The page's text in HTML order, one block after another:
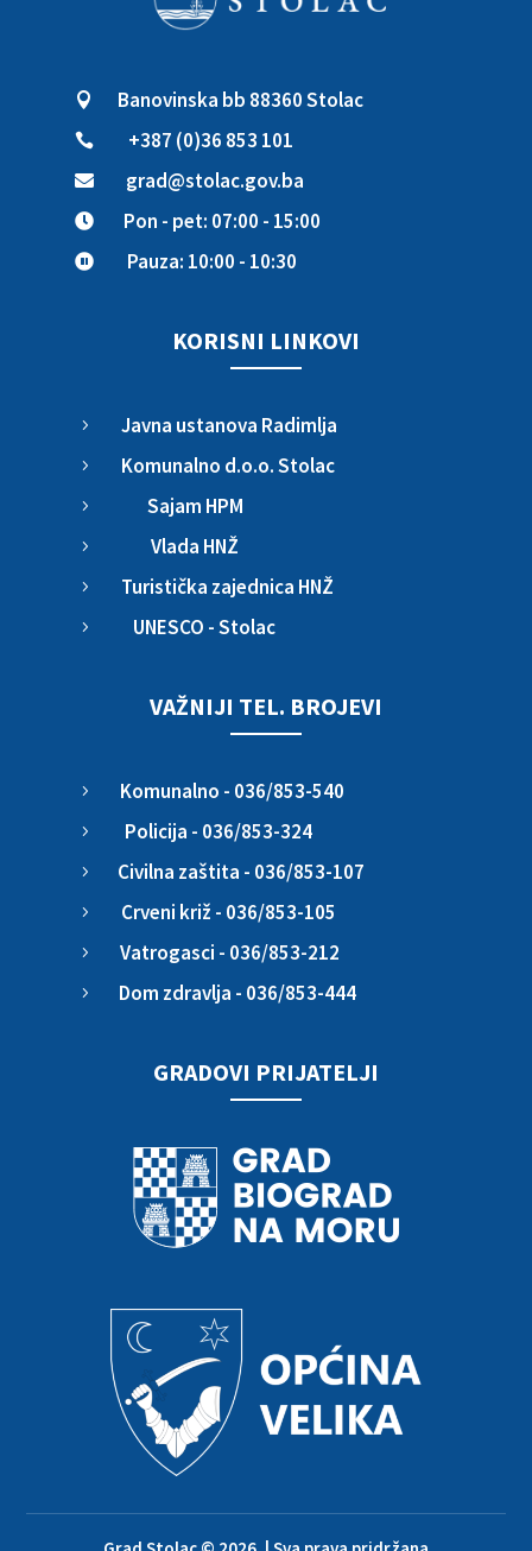
 Banovinska bb 88360 Stolac
 +387 (0)36 853 101
 grad@stolac.gov.ba
 Pon - pet: 07:00 - 15:00
 Pauza: 10:00 - 10:30
KORISNI LINKOVI
5 Javna ustanova Radimlja
5 Komunalno d.o.o. Stolac
5 Sajam HPM
5 Vlada HNŽ
5 Turistička zajednica HNŽ
5 UNESCO - Stolac
VAŽNIJI TEL. BROJEVI
5 Komunalno - 036/853-540
5 Policija - 036/853-324
5 Civilna zaštita - 036/853-107
5 Crveni križ - 036/853-105
5 Vatrogasci - 036/853-212
5 Dom zdravlja - 036/853-444
GRADOVI PRIJATELJI